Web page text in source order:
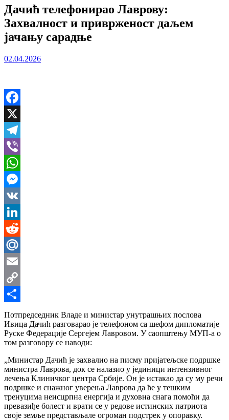
Дачић телефонирао Лаврову:
Захвалност и приврженост даљем
јачању сарадње
02.04.2026
Facebook
X
Telegram
Viber
WhatsApp
Messenger
VK
LinkedIn
Reddit
Mail.Ru
Email
Copy
Link
Share
Потпредседник Владе и министар унутрашњих послова
Ивица Дачић разговарао је телефоном са шефом дипломатије
Руске Федерације Сергејeм Лавровoм. У саопштењу МУП-а о
том разговору се наводи:
„Министар Дачић је захвалио на писму пријатељске подршке
министра Лаврова, док се налазио у јединици интензивног
лечења Клиничког центра Србије. Он је истакао да су му речи
подршке и снажног уверења Лаврова да ће у тешким
тренуцима неисцрпна енергија и духовна снага помоћи да
превазиђе болест и врати се у редове истинских патриота
своје земље представљале огроман подстрек у опоравку.